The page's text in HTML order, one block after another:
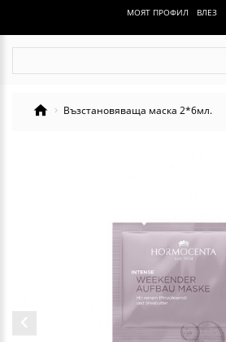
МОЯТ ПРОФИЛ ВЛЕЗ
Възстановяваща маска 2*6мл.